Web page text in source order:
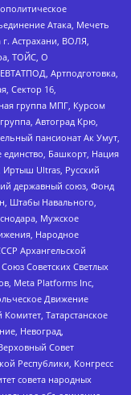
Атака, Мечеть
Астрахани, ВОЛЯ,
ТОЙС, О
Артподготовка,
Сектор 16,
группа МПГ, Курсом
Автоград Крю,
пансионат Ак Умут,
единство, Башкорт, Нация
Иртыш Ultras, Русский
державный союз, Фонд
Штабы Навального,
Мужское
Народное
Архангельской
Советских Светлых
Meta Platforms Inc,
Движение
Татарстанское
Невоград,
Совет
Республики, Конгресс
совета народных